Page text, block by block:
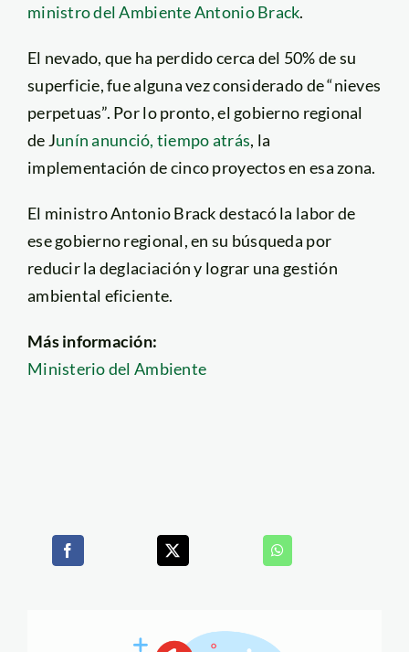
ministro del Ambiente Antonio Brack.
El nevado, que ha perdido cerca del 50% de su
superficie, fue alguna vez considerado de “nieves
perpetuas”. Por lo pronto, el gobierno regional
de Junín anunció, tiempo atrás, la
implementación de cinco proyectos en esa zona.
El ministro Antonio Brack destacó la labor de
ese gobierno regional, en su búsqueda por
reducir la deglaciación y lograr una gestión
ambiental eficiente.
Más información:
Ministerio del Ambiente